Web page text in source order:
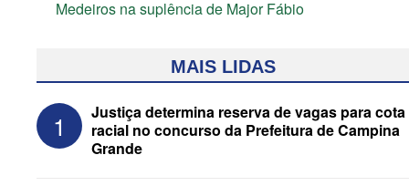
Medeiros na suplência de Major Fábio
MAIS LIDAS
1
Justiça determina reserva de vagas para cota
racial no concurso da Prefeitura de Campina
Grande